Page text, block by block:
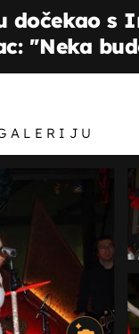
dočekao s
''Neka